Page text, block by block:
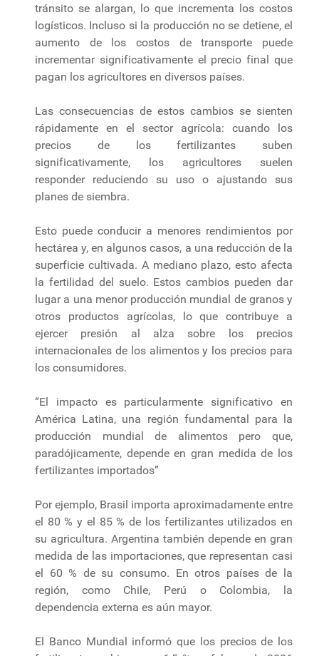
tránsito se alargan, lo que incrementa los costos
logísticos. Incluso si la producción no se detiene, el
aumento de los costos de transporte puede
incrementar significativamente el precio final que
pagan los agricultores en diversos países.
Las consecuencias de estos cambios se sienten
rápidamente en el sector agrícola: cuando los
precios de los fertilizantes suben
significativamente, los agricultores suelen
responder reduciendo su uso o ajustando sus
planes de siembra.
Esto puede conducir a menores rendimientos por
hectárea y, en algunos casos, a una reducción de la
superficie cultivada. A mediano plazo, esto afecta
la fertilidad del suelo. Estos cambios pueden dar
lugar a una menor producción mundial de granos y
otros productos agrícolas, lo que contribuye a
ejercer presión al alza sobre los precios
internacionales de los alimentos y los precios para
los consumidores.
“El impacto es particularmente significativo en
América Latina, una región fundamental para la
producción mundial de alimentos pero que,
paradójicamente, depende en gran medida de los
fertilizantes importados”
Por ejemplo, Brasil importa aproximadamente entre
el 80 % y el 85 % de los fertilizantes utilizados en
su agricultura. Argentina también depende en gran
medida de las importaciones, que representan casi
el 60 % de su consumo. En otros países de la
región, como Chile, Perú o Colombia, la
dependencia externa es aún mayor.
El Banco Mundial informó que los precios de los